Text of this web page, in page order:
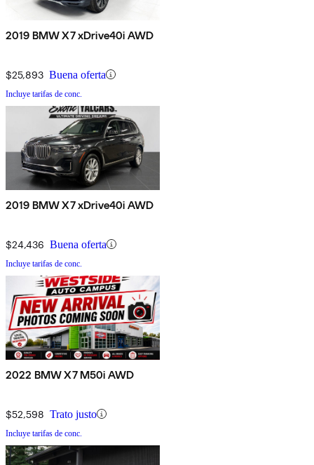
2019 BMW X7 xDrive40i AWD
$25,893 Buena oferta
Incluye tarifas de conc.
2019 BMW X7 xDrive40i AWD
$24,436 Buena oferta
Incluye tarifas de conc.
2022 BMW X7 M50i AWD
$52,598 Trato justo
Incluye tarifas de conc.